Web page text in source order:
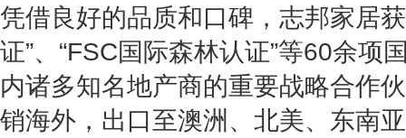
凭借良好的品质和口碑，志邦家居
证”、“FSC国际森林认证”等60余项
内诸多知名地产商的重要战略合作
销海外，出口至澳洲、北美、东南